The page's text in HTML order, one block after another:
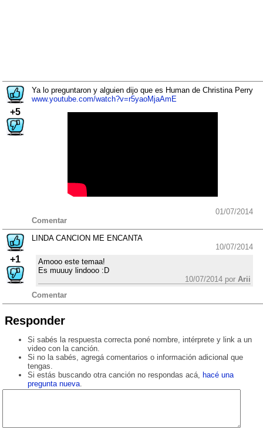
+5
Ya lo preguntaron y alguien dijo que es Human de Christina Perry
www.youtube.com/watch?v=r5yaoMjaAmE
01/07/2014
Comentar
+1
LINDA CANCION ME ENCANTA
10/07/2014
Amooo este temaa!
Es muuuy lindooo :D
10/07/2014 por Arii
Comentar
Responder
Si sabés la respuesta correcta poné nombre, intérprete y link a un
video con la canción.
Si no la sabés, agregá comentarios o información adicional que
tengas.
Si estás buscando otra canción no respondas acá,
hacé una
pregunta nueva.